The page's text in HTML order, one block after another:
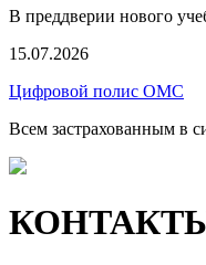
В преддверии нового
15.07.2026
Цифровой полис ОМС
Всем застрахованным в